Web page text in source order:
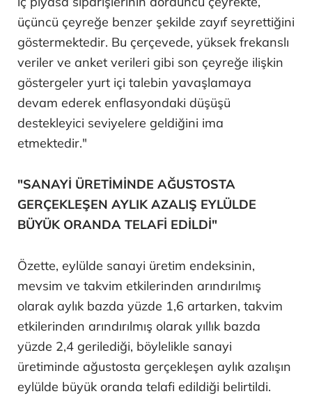
üçüncü çeyreğe benzer şekilde zayıf seyrettiğini
göstermektedir. Bu çerçevede, yüksek frekanslı
veriler ve anket verileri gibi son çeyreğe ilişkin
göstergeler yurt içi talebin yavaşlamaya
devam ederek enflasyondaki düşüşü
destekleyici seviyelere geldiğini ima
etmektedir."
"SANAYİ ÜRETİMİNDE AĞUSTOSTA
GERÇEKLEŞEN AYLIK AZALIŞ EYLÜLDE
BÜYÜK ORANDA TELAFİ EDİLDİ"
Özette, eylülde sanayi üretim endeksinin,
mevsim ve takvim etkilerinden arındırılmış
olarak aylık bazda yüzde 1,6 artarken, takvim
etkilerinden arındırılmış olarak yıllık bazda
yüzde 2,4 gerilediği, böylelikle sanayi
üretiminde ağustosta gerçekleşen aylık azalışın
eylülde büyük oranda telafi edildiği belirtildi.